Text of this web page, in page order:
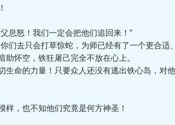
怒！我们一定会把他们追回来！”
去只会打草惊蛇，为师已经有了一个更合适
怀空，铁狂屠己完全不放在心上。
命的力量！只要众人还没有逃出铁心岛，对
，也不知他们究竟是何方神圣！